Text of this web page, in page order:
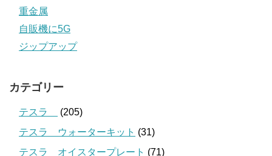
重金属
自販機に5G
ジップアップ
カテゴリー
テスラ
(205)
テスラ ウォーターキット (31)
テスラ オイスタープレート (71)